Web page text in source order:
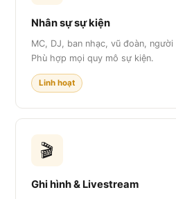
Nhân sự sự kiện
MC, DJ, ban nhạc, vũ đoàn,
Phù hợp mọi quy mô sự kiện.
Linh hoạt
🎬
Ghi hình & Livestream